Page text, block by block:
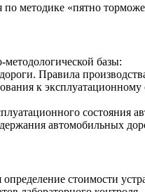
методике «пятно
базы:
Правила
к
состояния
автомобильных
стоимости